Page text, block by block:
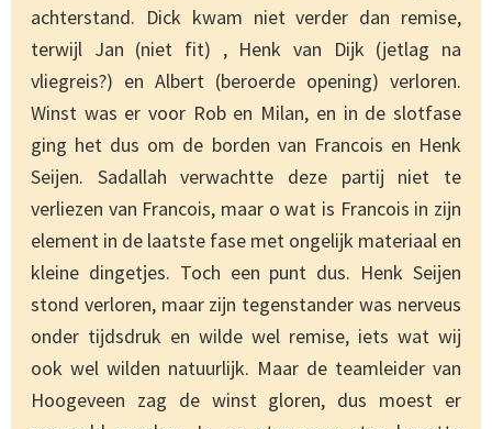
achterstand. Dick kwam niet verder dan remise,
terwijl Jan (niet fit) , Henk van Dijk (jetlag na
vliegreis?) en Albert (beroerde opening) verloren.
Winst was er voor Rob en Milan, en in de slotfase
ging het dus om de borden van Francois en Henk
Seijen. Sadallah verwachtte deze partij niet te
verliezen van Francois, maar o wat is Francois in zijn
element in de laatste fase met ongelijk materiaal en
kleine dingetjes. Toch een punt dus. Henk Seijen
stond verloren, maar zijn tegenstander was nerveus
onder tijdsdruk en wilde wel remise, iets wat wij
ook wel wilden natuurlijk. Maar de teamleider van
Hoogeveen zag de winst gloren, dus moest er